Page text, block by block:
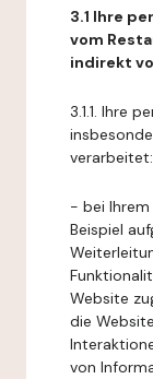
3.1 Ihre
vom
indirekt
3.1.1. Ihre
verarbeitet:
- bei Ihrem
Beispiel
Website
die
von